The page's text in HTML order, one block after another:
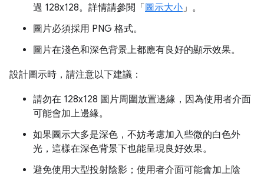
過 128x128。詳情請參閱「 圖示大小」。
圖片必須採用 PNG 格式。
圖片在淺色和深色背景上都應有良好的顯示效果。
設計圖示時，請注意以下建議：
請勿在 128x128 圖片周圍放置邊緣，因為使用者介面
可能會加上邊緣。
如果圖示大多是深色，不妨考慮加入些微的白色外
光，這樣在深色背景下也能呈現良好效果。
避免使用大型投射陰影；使用者介面可能會加上陰